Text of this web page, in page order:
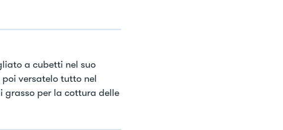
a cubetti nel suo
versatelo tutto nel
grasso per la cottura delle